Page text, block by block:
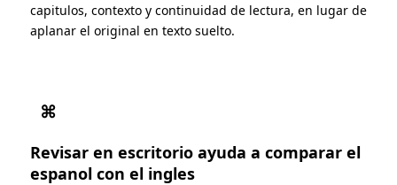
capitulos, contexto y continuidad de lectura, en lugar de
aplanar el original en texto suelto.
⌘
Revisar en escritorio ayuda a comparar el
espanol con el ingles